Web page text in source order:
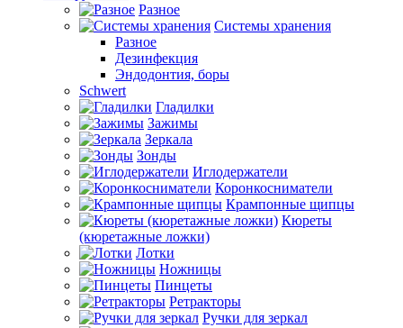
Разное
Системы хранения
Разное
Дезинфекция
Эндодонтия, боры
Schwert
Гладилки
Зажимы
Зеркала
Зонды
Иглодержатели
Коронкосниматели
Крампонные щипцы
Кюреты
(кюретажные ложки)
Лотки
Ножницы
Пинцеты
Ретракторы
Ручки для зеркал